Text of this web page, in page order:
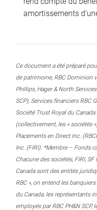
amortissements
Ce document a été préparé
de patrimoine, RBC Dominion
Phillips, Hager & North
SCP), Services financiers RBC
Société Trust Royal du
(collectivement, les « sociétés
Placements en Direct Inc.
Inc. (FIRI). *Membre – Fonds
Chacune des sociétés, FIRI, SF
Canada sont des entités
RBC », on entend les
du Canada, les représentants
employés par RBC PH&N